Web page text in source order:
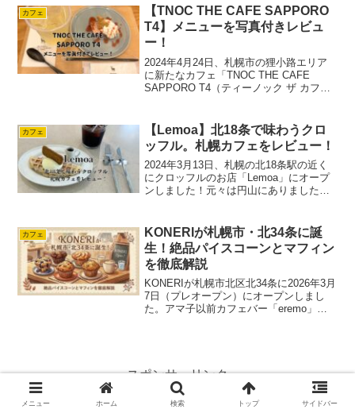
休日、アクセスを紹介します。まずはお
店について...
カフェ
【TNOC THE CAFE SAPPORO
T4】メニューを写真付きレビュ
ー！
2024年4月24日、札幌市の狸小路エリア
に新たなカフェ「TNOC THE CAFE
SAPPORO T4（ティーノック ザ カフェ
ゆったりとひと息つける場所をコン...
カフェ
【Lemoa】北18条で味わうクロ
ッフル。札幌カフェをレビュー！
2024年3月13日、札幌の北18条駅の近く
にクロッフルのお店「Lemoa」にオープ
ンしました！元々は円山にありました
ですよ！先日行ってきましたので、お店
について紹介し...
カフェ
KONERIが札幌市・北34条に誕
生！絶品パイスコーンとマフィン
を徹底解説
KONERIが札幌市北区北34条に2026年3月
7日（プレオープン）にオープンしまし
た。アマ子以前カフェバー「eremo」が
スポンサーリンク
メニュー ホーム 検索 トップ サイドバー